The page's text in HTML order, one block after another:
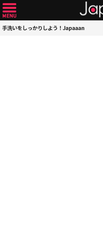
手洗いをしっかりしよう！Japaaan